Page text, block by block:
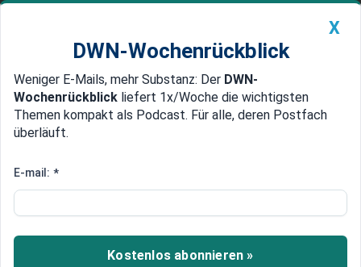
Newsticker MEIN DWN: Geldanlage Premium
Edelmetalle DWN-Magazin China
China bremst nicht aus
China-Blues kann der deutschen
Konjunktur nur wenig anhaben
Ganz im Gegenteil zur geläufigen Meinung, dass
X
DWN-Wochenrückblick
Weniger E-Mails, mehr Substanz: Der DWN-
Wochenrückblick liefert 1x/Woche die wichtigsten
Themen kompakt als Podcast. Für alle, deren Postfach
überläuft.
E-mail: *
Kostenlos abonnieren »